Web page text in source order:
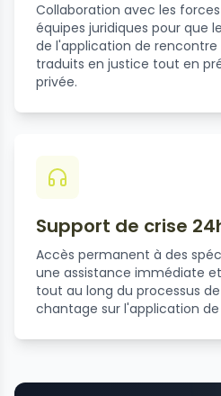
Collaboration avec les
équipes juridiques pour que
de l'application de rencontre
traduits en justice tout en
privée.
Support de crise
Accès permanent à des
une assistance immédiate
tout au long du processus
chantage sur l'application